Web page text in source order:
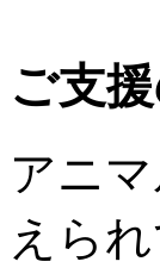
ご支
アニ
えら